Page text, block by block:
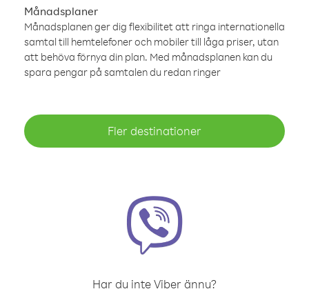
Månadsplaner
Månadsplanen ger dig flexibilitet att ringa internationella
samtal till hemtelefoner och mobiler till låga priser, utan
att behöva förnya din plan. Med månadsplanen kan du
spara pengar på samtalen du redan ringer
Fler destinationer
Har du inte Viber ännu?